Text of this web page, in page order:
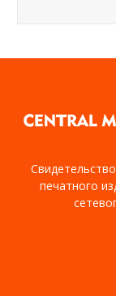
печатного